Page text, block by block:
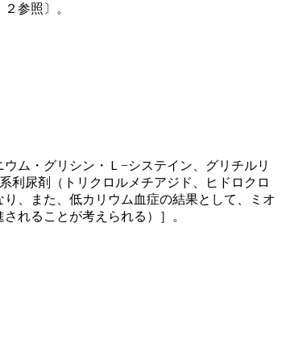
参照〕。
ム・グリシン・Ｌ−システイン、グリチルリ
利尿剤（トリクロルメチアジド、ヒドロクロ
、また、低カリウム血症の結果として、ミオ
れることが考えられる）］。